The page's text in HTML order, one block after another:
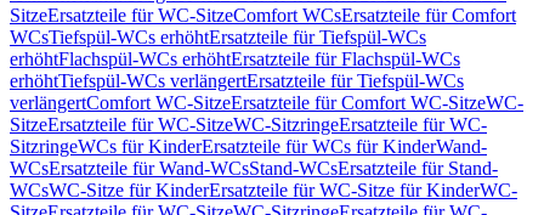
SitzeErsatzteile für WC-SitzeComfort WCsErsatzteile für Comfort
WCsTiefspül-WCs erhöhtErsatzteile für Tiefspül-WCs
erhöhtFlachspül-WCs erhöhtErsatzteile für Flachspül-WCs
erhöhtTiefspül-WCs verlängertErsatzteile für Tiefspül-WCs
verlängertComfort WC-SitzeErsatzteile für Comfort WC-SitzeWC-
SitzeErsatzteile für WC-SitzeWC-SitzringeErsatzteile für WC-
SitzringeWCs für KinderErsatzteile für WCs für KinderWand-
WCsErsatzteile für Wand-WCsStand-WCsErsatzteile für Stand-
WCsWC-Sitze für KinderErsatzteile für WC-Sitze für KinderWC-